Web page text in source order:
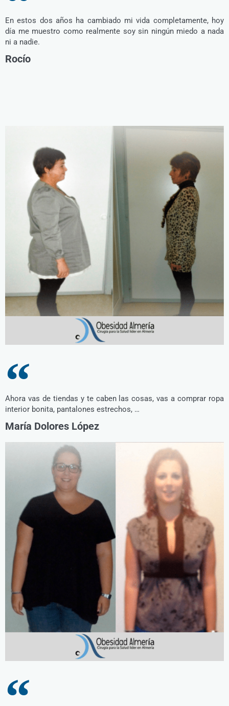
En estos dos años ha cambiado mi vida completamente, hoy
día me muestro como realmente soy sin ningún miedo a nada
ni a nadie.
Rocío
Ahora vas de tiendas y te caben las cosas, vas a comprar ropa
interior bonita, pantalones estrechos, …
María Dolores López